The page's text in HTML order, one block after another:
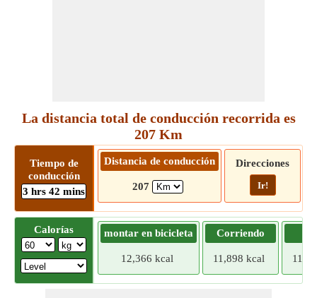
La distancia total de conducción recorrida es
207 Km
Tiempo de
conducción
3 hrs 42 mins
Distancia de conducción
207
Direcciones
Ir!
Calorías montar en bicicleta
12,366 kcal
Corriendo
11,898 kcal